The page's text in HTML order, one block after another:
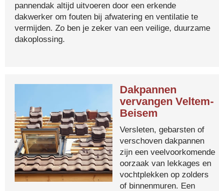
pannendak altijd uitvoeren door een erkende
dakwerker om fouten bij afwatering en ventilatie te
vermijden. Zo ben je zeker van een veilige, duurzame
dakoplossing.
Dakpannen
vervangen Veltem-
Beisem
Versleten, gebarsten of
verschoven dakpannen
zijn een veelvoorkomende
oorzaak van lekkages en
vochtplekken op zolders
of binnenmuren. Een